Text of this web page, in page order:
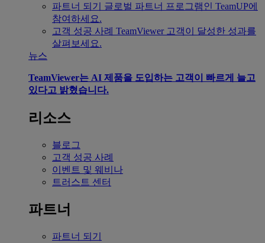
파트너 되기
글로벌 파트너 프로그램인 TeamUP에
참여하세요.
고객 성공 사례 TeamViewer 고객이 달성한 성과를
살펴보세요.
뉴스
TeamViewer는 AI 제품을 도입하는 고객이 빠르게 늘고
있다고 밝혔습니다.
리소스
블로그
고객 성공 사례
이벤트 및 웨비나
트러스트 센터
파트너
파트너 되기